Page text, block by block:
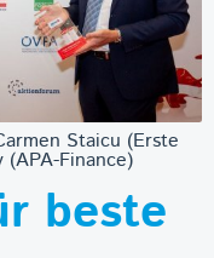
Staicu (Erste
Finance)
beste